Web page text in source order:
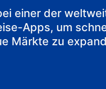
einer der
Apps, um
Märkte zu